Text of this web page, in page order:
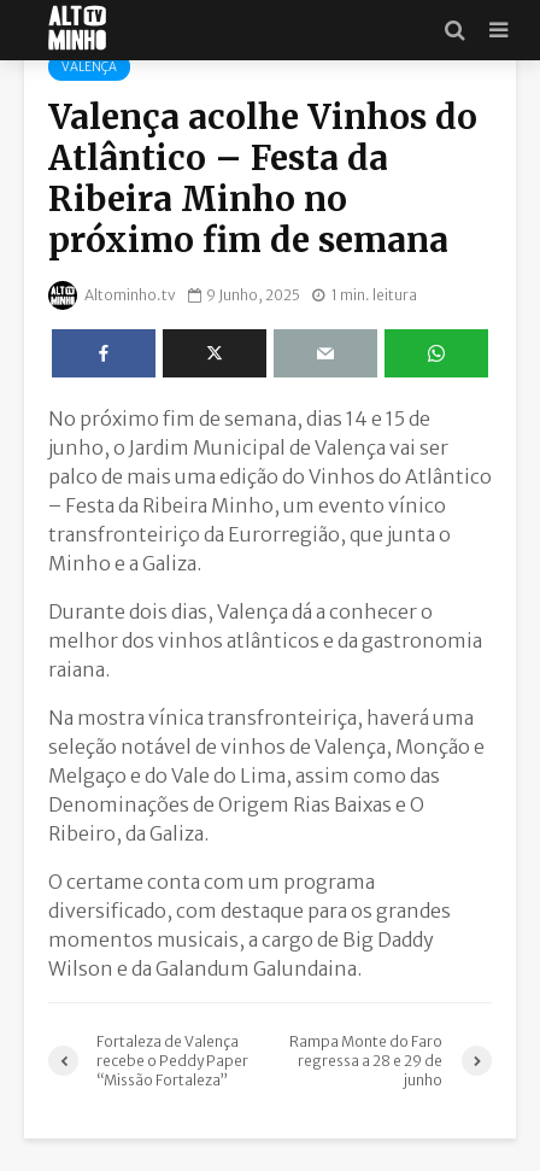
VALENÇA
Valença acolhe Vinhos do
Atlântico – Festa da
Ribeira Minho no
próximo fim de semana
Altominho.tv 9 Junho, 2025 1 min. leitura
No próximo fim de semana, dias 14 e 15 de
junho, o Jardim Municipal de Valença vai ser
palco de mais uma edição do Vinhos do Atlântico
– Festa da Ribeira Minho, um evento vínico
transfronteiriço da Eurorregião, que junta o
Minho e a Galiza.
Durante dois dias, Valença dá a conhecer o
melhor dos vinhos atlânticos e da gastronomia
raiana.
Na mostra vínica transfronteiriça, haverá uma
seleção notável de vinhos de Valença, Monção e
Melgaço e do Vale do Lima, assim como das
Denominações de Origem Rias Baixas e O
Ribeiro, da Galiza.
O certame conta com um programa
diversificado, com destaque para os grandes
momentos musicais, a cargo de Big Daddy
Wilson e da Galandum Galundaina.
Fortaleza de Valença
recebe o Peddy Paper
“Missão Fortaleza”
Rampa Monte do Faro
regressa a 28 e 29 de
junho